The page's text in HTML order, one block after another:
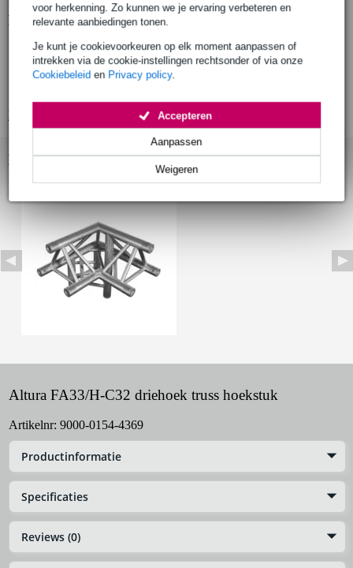
voor herkenning. Zo kunnen we je ervaring verbeteren en
relevante aanbiedingen tonen.
Je kunt je cookievoorkeuren op elk moment aanpassen of
intrekken via de cookie-instellingen rechtsonder of via onze
Cookiebeleid en Privacy policy.
Weigeren
Aanpassen
Accepteren
Productinformatie
geproduceerd in Europa volgens strenge eisen
gefabriceerd door een fabrikant met meer dan 20 jaar ervaring
Bekijk alle productspecificaties
Bekijk ook eens (1)
Altura FA33/H-C32 driehoek truss hoekstuk
Artikelnr: 9000-0154-4369
Productinformatie
Specificaties
Reviews (0)